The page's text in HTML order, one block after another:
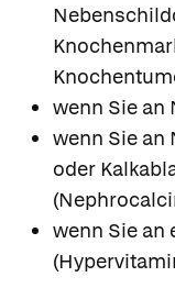
wenn Sie an
wenn Sie
oder
wenn Sie an